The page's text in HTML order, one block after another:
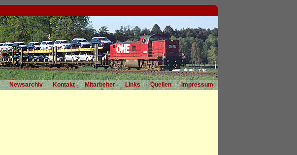
Newsarchiv Kontakt Mitarbeiter Links Quellen
Impressum